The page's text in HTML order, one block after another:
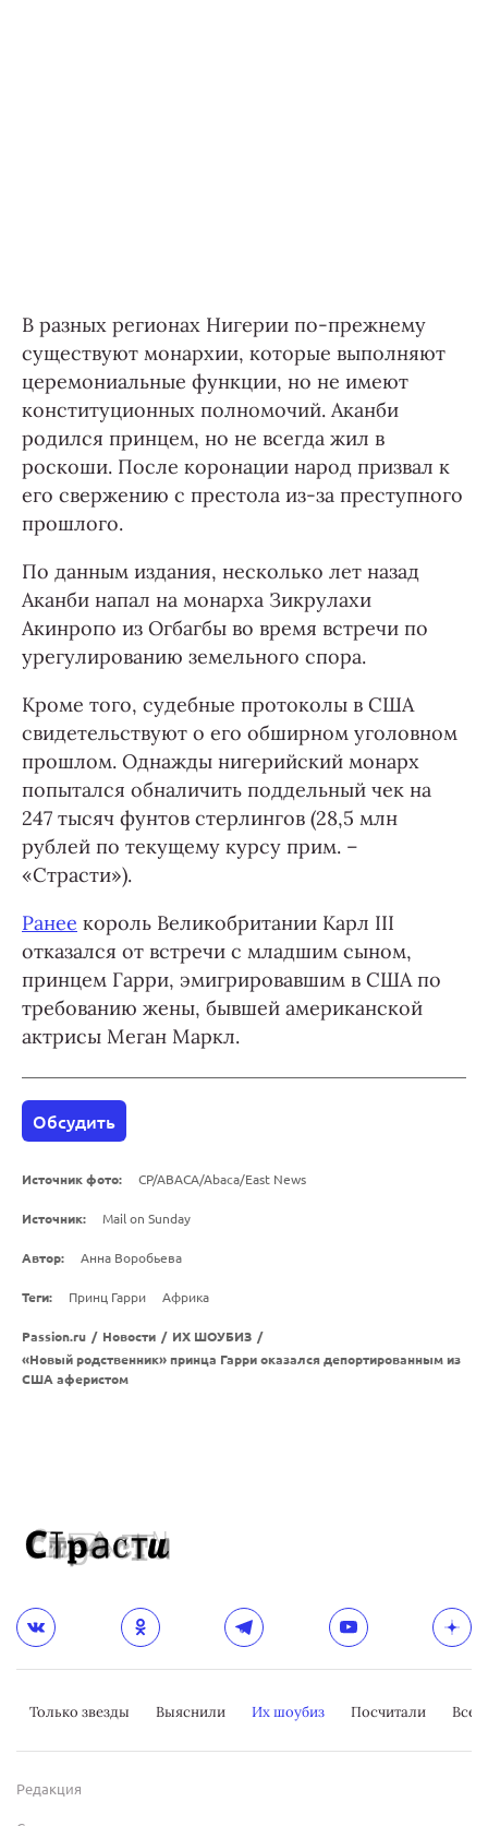
В разных регионах Нигерии по-прежнему
существуют монархии, которые выполняют
церемониальные функции, но не имеют
конституционных полномочий. Аканби
родился принцем, но не всегда жил в
роскоши. После коронации народ призвал к
его свержению с престола из-за преступного
прошлого.
По данным издания, несколько лет назад
Аканби напал на монарха Зикрулахи
Акинропо из Огбагбы во время встречи по
урегулированию земельного спора.
Кроме того, судебные протоколы в США
свидетельствуют о его обширном уголовном
прошлом. Однажды нигерийский монарх
попытался обналичить поддельный чек на
247 тысяч фунтов стерлингов (28,5 млн
рублей по текущему курсу прим. –
«Страсти»).
Ранее король Великобритании Карл III
отказался от встречи с младшим сыном,
принцем Гарри, эмигрировавшим в США по
требованию жены, бывшей американской
актрисы Меган Маркл.
Обсудить
Источник фото: CP/ABACA/Abaca/East News
Источник: Mail on Sunday
Автор: Анна Воробьева
Теги: Принц Гарри Африка
Passion.ru / Новости / ИХ ШОУБИЗ /
«Новый родственник» принца Гарри оказался депортированным из
США аферистом
Только звезды Выяснили Их шоубиз Посчитали
Редакция